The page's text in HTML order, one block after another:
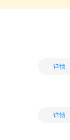
详情
详情